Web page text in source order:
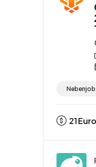
Nebenjob
21Euro